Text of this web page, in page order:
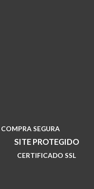
COMPRA SEGURA
SITE PROTEGIDO
CERTIFICADO SSL